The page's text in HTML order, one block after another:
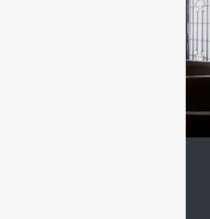
ストの壮大な大聖堂